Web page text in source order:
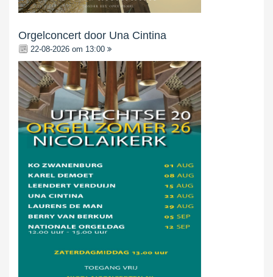
Orgelconcert door Una Cintina
22-08-2026 om 13:00